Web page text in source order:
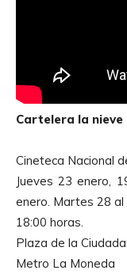
Cartelera la
Cineteca Nacional
Jueves 23 enero,
enero. Martes 28 al
18:00 horas.
Plaza de la
Metro La Moneda